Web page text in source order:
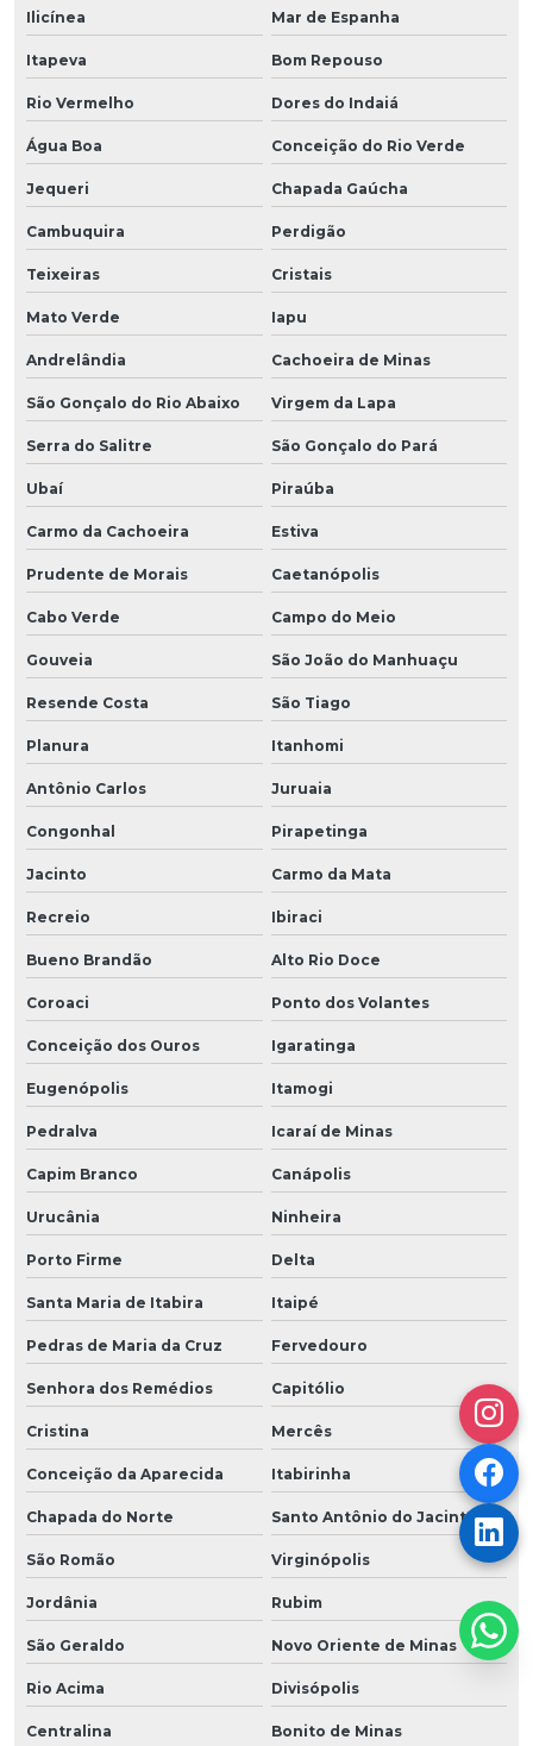
Ilicínea Mar de Espanha
Itapeva Bom Repouso
Rio Vermelho Dores do Indaiá
Água Boa Conceição do Rio Verde
Jequeri Chapada Gaúcha
Cambuquira Perdigão
Teixeiras Cristais
Mato Verde Iapu
Andrelândia Cachoeira de Minas
São Gonçalo do Rio Abaixo Virgem da Lapa
Serra do Salitre São Gonçalo do Pará
Ubaí Piraúba
Carmo da Cachoeira Estiva
Prudente de Morais Caetanópolis
Cabo Verde Campo do Meio
Gouveia São João do Manhuaçu
Resende Costa São Tiago
Planura Itanhomi
Antônio Carlos Juruaia
Congonhal Pirapetinga
Jacinto Carmo da Mata
Recreio Ibiraci
Bueno Brandão Alto Rio Doce
Coroaci Ponto dos Volantes
Conceição dos Ouros Igaratinga
Eugenópolis Itamogi
Pedralva Icaraí de Minas
Capim Branco Canápolis
Urucânia Ninheira
Porto Firme Delta
Santa Maria de Itabira Itaipé
Pedras de Maria da Cruz Fervedouro
Senhora dos Remédios Capitólio
Cristina Mercês
Conceição da Aparecida Itabirinha
Chapada do Norte Santo Antônio do Jacinto
São Romão Virginópolis
Jordânia Rubim
São Geraldo Novo Oriente de Minas
Rio Acima Divisópolis
Centralina Bonito de Minas